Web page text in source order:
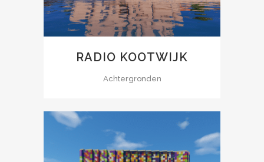
RADIO KOOTWIJK
Achtergronden